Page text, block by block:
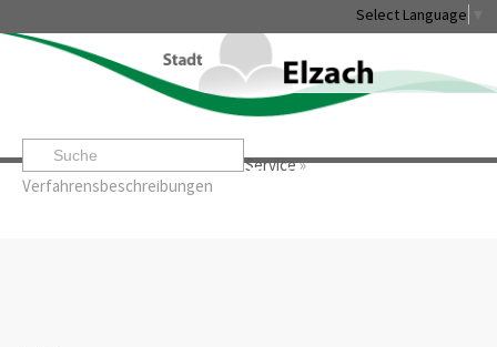
Select Language
Startseite» »Service»
Verfahrensbeschreibungen
Leben & Erleben Rathaus & Service